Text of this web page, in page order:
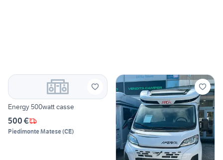
Energy 500watt casse
500 €
Piedimonte Matese(CE)